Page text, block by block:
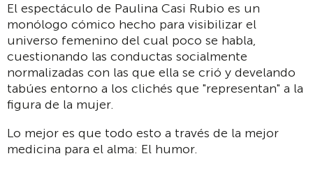
El espectáculo de Paulina Casi Rubio es un
monólogo cómico hecho para visibilizar el
universo femenino del cual poco se habla,
cuestionando las conductas socialmente
normalizadas con las que ella se crió y develando
tabúes entorno a los clichés que "representan" a la
figura de la mujer.
Lo mejor es que todo esto a través de la mejor
medicina para el alma: El humor.